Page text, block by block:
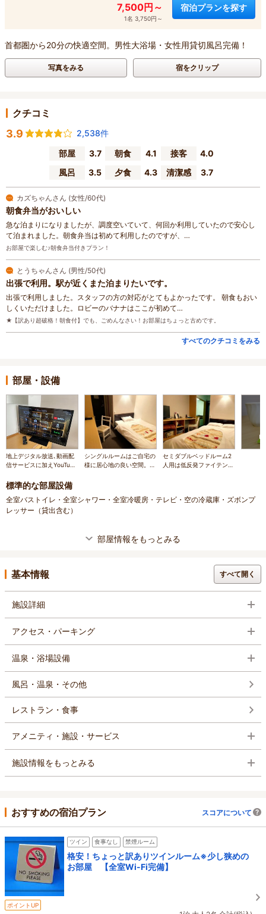
7,500円～
1名 3,750円～
宿泊プランを探す
首都圏から20分の快適空間。男性大浴場・女性用貸切風呂完備！
写真をみる 宿をクリップ
クチコミ
3.9
2,538件
部屋
3.7 朝食 4.1 接客
4.0
風呂
3.5 夕食 4.3 清潔感 3.7
カズちゃんさん (女性/60代)
朝食弁当がおいしい
急な泊まりになりましたが、調度空いていて、何回か利用していたので安心し
て泊まれました。朝食弁当は初めて利用したのですが、…
お部屋で楽しむ♪朝食弁当付きプラン！
とうちゃんさん (男性/50代)
出張で利用。駅が近くまた泊まりたいです。
出張で利用しました。スタッフの方の対応がとてもよかったです。 朝食もおい
しくいただけました。ロビーのバナナはここが初めて…
★【訳あり超破格！朝食付】でも、ごめんなさい！お部屋はちょっと古めです。
すべてのクチコミをみる
部屋・設備
地上デジタル放送､動画配
信サービスに加えYouTube
可能となりました。
シングルルームはご自宅の
様に居心地の良い空間。イ
セミダブルベッドルーム2
人用は低反発ファイテンア
標準的な部屋設備
全室バストイレ・全室シャワー・全室冷暖房・テレビ・空の冷蔵庫・ズボンプ
レッサー（貸出含む）
部屋情報をもっとみる
基本情報 すべて開く
施設詳細
アクセス・パーキング
温泉・浴場設備
風呂・温泉・その他
レストラン・食事
アメニティ・施設・サービス
施設情報をもっとみる
おすすめの宿泊プラン スコアについて
ツイン 食事なし 禁煙ルーム
格安！ちょっと訳ありツインルーム※少し狭めの
お部屋 【全室Wi-Fi完備】
ポイントUP